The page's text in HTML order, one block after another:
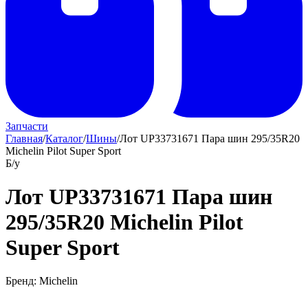
Запчасти
Главная/Каталог/Шины/Лот UP33731671 Пара шин 295/35R20
Michelin Pilot Super Sport
Б/у
Лот UP33731671 Пара шин
295/35R20 Michelin Pilot
Super Sport
Бренд: Michelin